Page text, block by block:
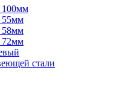
100мм
55мм
58мм
72мм
стали